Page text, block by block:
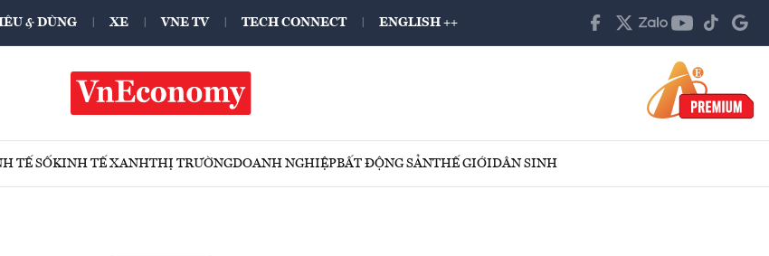
& DÙNG XE VNE TV TECH CONNECT ENGLISH ++
TẾ SỐKINH TẾ XANHTHỊ TRƯỜNGDOANH NGHIỆPBẤT ĐỘNG SẢNTHẾ GIỚIDÂN SINH